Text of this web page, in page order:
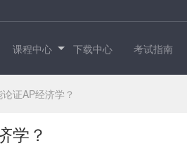
课程中心 下载中心 考试指南
证AP经济学？
学？